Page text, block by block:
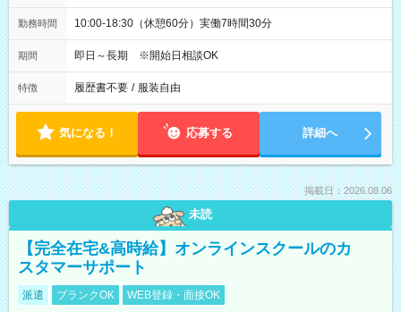
勤務時間 10:00-18:30（休憩60分）実働7時間30分
期間 即日～長期 ※開始日相談OK
特徴 履歴書不要 / 服装自由
気になる！ 応募する 詳細へ
掲載日：2026.08.06
未読
【完全在宅&高時給】オンラインスクールのカ
スタマーサポート
派遣 ブランクOK WEB登録・面接OK